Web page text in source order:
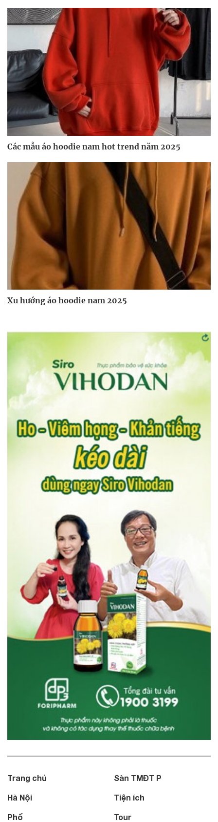
Các mẫu áo hoodie nam hot trend năm 2025
Xu hướng áo hoodie nam 2025
Trang chủ
Hà Nội
Phố
Sàn TMĐT P
Tiện ích
Tour